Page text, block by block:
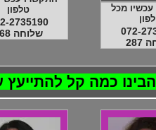
מכל
072-
טלפון
2735190
שלוחה 768
כמה קל להתייעץ